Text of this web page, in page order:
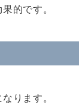
的です。
ります。